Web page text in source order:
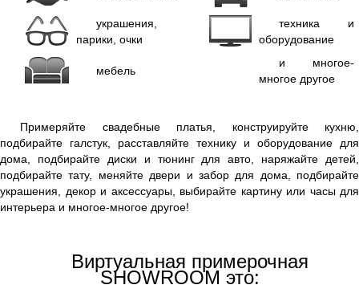
украшения,
парики, очки
техника и
оборудование
мебель
и многое-
многое другое
Примеряйте свадебные платья, конструируйте кухню,
подбирайте галстук, расставляйте технику и оборудование для
дома, подбирайте диски и тюнинг для авто, наряжайте детей,
подбирайте тату, меняйте двери и забор для дома, подбирайте
украшения, декор и аксессуары, выбирайте картину или часы для
интерьера и многое-многое другое!
Виртуальная примерочная
SHOWROOM это: